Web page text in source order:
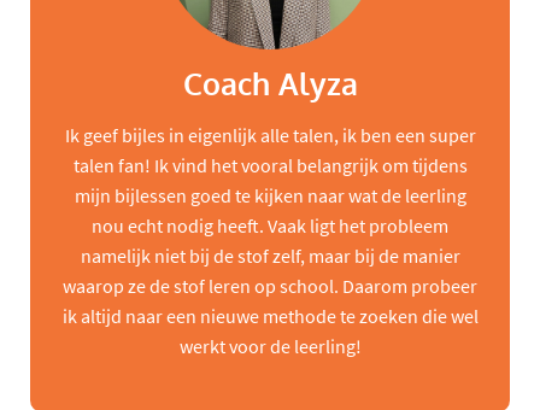
Coach Alyza
Ik geef bijles in eigenlijk alle talen, ik ben een super
talen fan! Ik vind het vooral belangrijk om tijdens
mijn bijlessen goed te kijken naar wat de leerling
nou echt nodig heeft. Vaak ligt het probleem
namelijk niet bij de stof zelf, maar bij de manier
waarop ze de stof leren op school. Daarom probeer
ik altijd naar een nieuwe methode te zoeken die wel
werkt voor de leerling!